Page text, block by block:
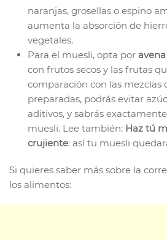
naranjas, grosellas o espino
aumenta la absorción de
vegetales.
Para el muesli, opta por
con frutos secos y las frutas
comparación con las mezclas
preparadas, podrás evitar
aditivos, y sabrás
muesli. Lee también: Haz tú
crujiente: así tu muesli
Si quieres saber más sobre la
los alimentos: